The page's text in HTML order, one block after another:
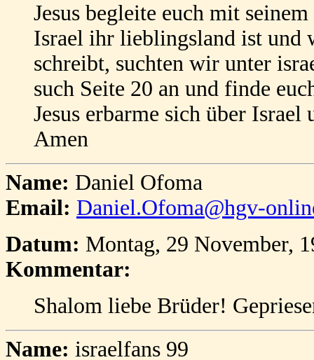
Jesus begleite euch mit
Israel ihr lieblingsland ist und
schreibt, suchten wir unter
such Seite 20 an und finde
Jesus erbarme sich über
Amen
Name: Daniel Ofoma
Email: Daniel.Ofoma@hgv-
Datum: Montag, 29 November,
Kommentar:
Shalom liebe Brüder!
Name: israelfans 99